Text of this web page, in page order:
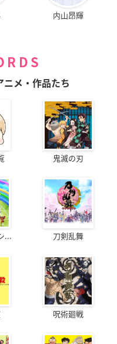
内山昂輝
ニメ・作品たち
鬼滅の刃
... 刀剣乱舞
呪術廻戦